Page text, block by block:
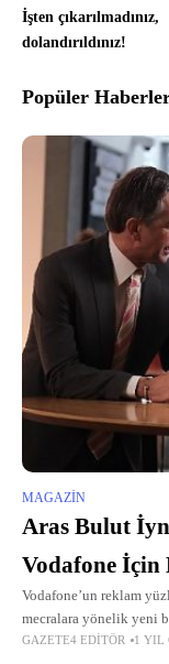
İşten çıkarılmadınız,
dolandırıldınız!
Popüler
MAGAZIN
Aras Bulut
Vodafone İçin
Vodafone’un reklam
mecralara yönelik yeni
GAZETE4 EDITÖR